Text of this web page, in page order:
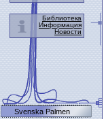
Библиотека
Информация
Новости
Svenska Palmen